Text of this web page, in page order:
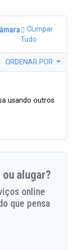
CLimpar
Tudo
ORDENAR POR
usando outros
alugar?
online
que pensa